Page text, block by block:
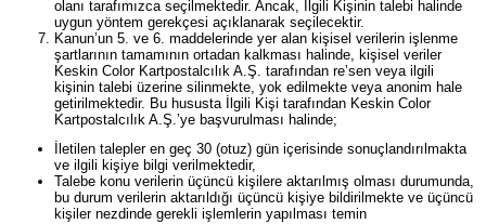
olanı tarafımızca seçilmektedir. Ancak, İlgili Kişinin talebi halinde
uygun yöntem gerekçesi açıklanarak seçilecektir.
Kanun’un 5. ve 6. maddelerinde yer alan kişisel verilerin işlenme
şartlarının tamamının ortadan kalkması halinde, kişisel veriler
Keskin Color Kartpostalcılık A.Ş. tarafından re’sen veya ilgili
kişinin talebi üzerine silinmekte, yok edilmekte veya anonim hale
getirilmektedir. Bu hususta İlgili Kişi tarafından Keskin Color
Kartpostalcılık A.Ş.’ye başvurulması halinde;
İletilen talepler en geç 30 (otuz) gün içerisinde sonuçlandırılmakta
ve ilgili kişiye bilgi verilmektedir,
Talebe konu verilerin üçüncü kişilere aktarılmış olması durumunda,
bu durum verilerin aktarıldığı üçüncü kişiye bildirilmekte ve üçüncü
kişiler nezdinde gerekli işlemlerin yapılması temin